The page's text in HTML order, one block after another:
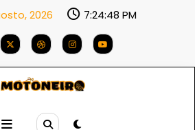
2026 7:24:49 PM